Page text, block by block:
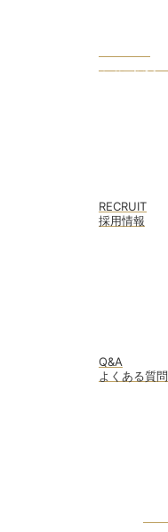
RECRUIT
採用情報
Q&A
よくある質問